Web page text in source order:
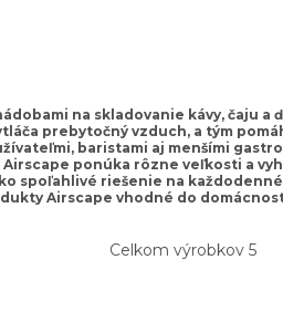
na skladovanie kávy, čaju
prebytočný vzduch, a tým
baristami aj menšími
ponúka rôzne veľkosti a
spoľahlivé riešenie na
Airscape vhodné do
Celkom výrobkov 5